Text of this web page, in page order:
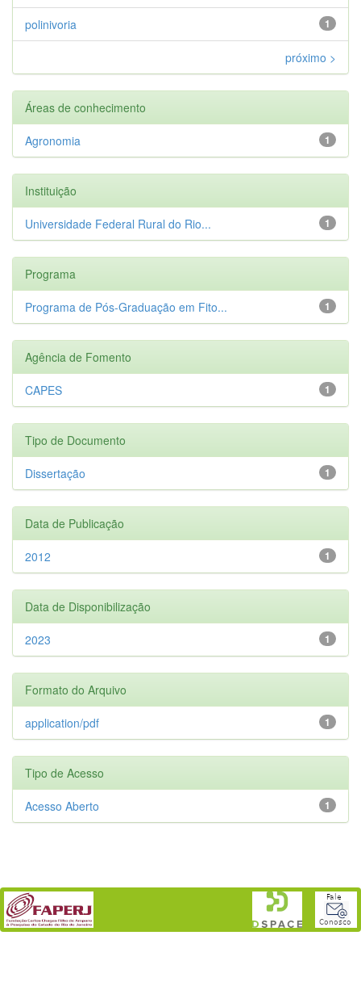
1
polinivoria
próximo >
Áreas de conhecimento
1
Agronomia
Instituição
1
Universidade Federal Rural do Rio...
Programa
1
Programa de Pós-Graduação em Fito...
Agência de Fomento
1
CAPES
Tipo de Documento
1
Dissertação
Data de Publicação
1
2012
Data de Disponibilização
1
2023
Formato do Arquivo
1
application/pdf
Tipo de Acesso
1
Acesso Aberto